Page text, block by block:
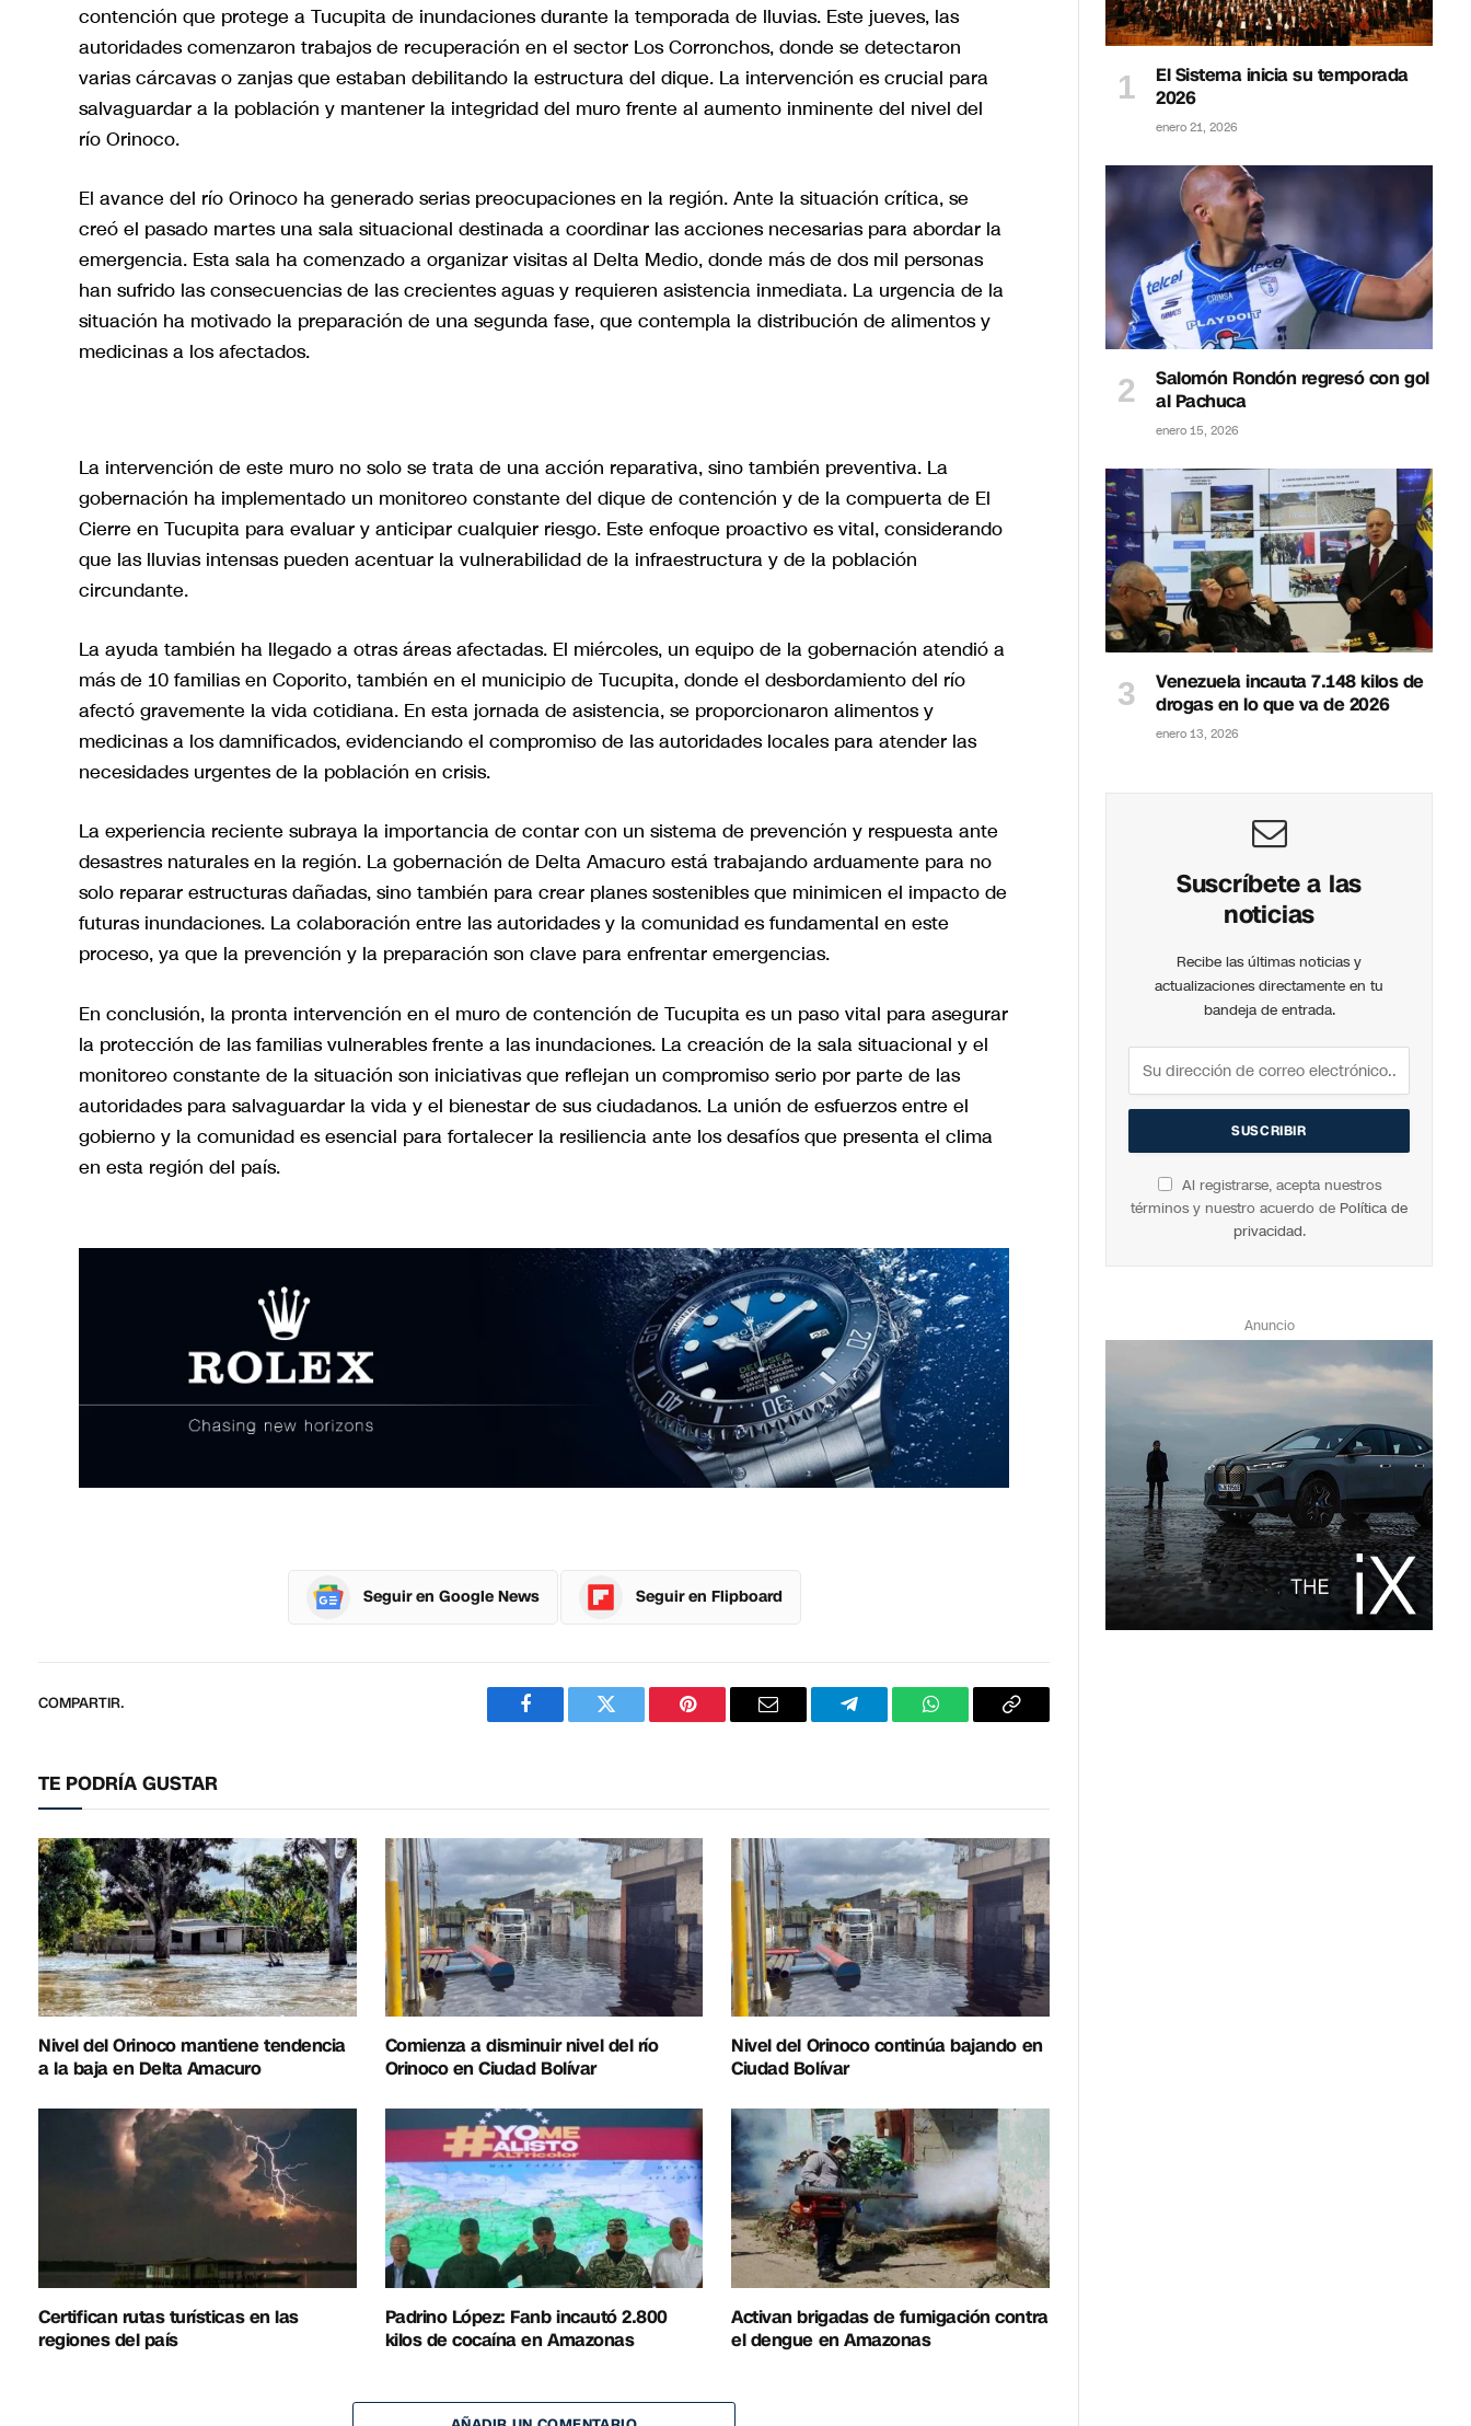
contención que protege a Tucupita de inundaciones durante la temporada de lluvias. Este jueves, las
autoridades comenzaron trabajos de recuperación en el sector Los Corronchos, donde se detectaron
varias cárcavas o zanjas que estaban debilitando la estructura del dique. La intervención es crucial para
salvaguardar a la población y mantener la integridad del muro frente al aumento inminente del nivel del
río Orinoco.
El avance del río Orinoco ha generado serias preocupaciones en la región. Ante la situación crítica, se
creó el pasado martes una sala situacional destinada a coordinar las acciones necesarias para abordar la
emergencia. Esta sala ha comenzado a organizar visitas al Delta Medio, donde más de dos mil personas
han sufrido las consecuencias de las crecientes aguas y requieren asistencia inmediata. La urgencia de la
situación ha motivado la preparación de una segunda fase, que contempla la distribución de alimentos y
medicinas a los afectados.
La intervención de este muro no solo se trata de una acción reparativa, sino también preventiva. La
gobernación ha implementado un monitoreo constante del dique de contención y de la compuerta de El
Cierre en Tucupita para evaluar y anticipar cualquier riesgo. Este enfoque proactivo es vital, considerando
que las lluvias intensas pueden acentuar la vulnerabilidad de la infraestructura y de la población
circundante.
La ayuda también ha llegado a otras áreas afectadas. El miércoles, un equipo de la gobernación atendió a
más de 10 familias en Coporito, también en el municipio de Tucupita, donde el desbordamiento del río
afectó gravemente la vida cotidiana. En esta jornada de asistencia, se proporcionaron alimentos y
medicinas a los damnificados, evidenciando el compromiso de las autoridades locales para atender las
necesidades urgentes de la población en crisis.
La experiencia reciente subraya la importancia de contar con un sistema de prevención y respuesta ante
desastres naturales en la región. La gobernación de Delta Amacuro está trabajando arduamente para no
solo reparar estructuras dañadas, sino también para crear planes sostenibles que minimicen el impacto de
futuras inundaciones. La colaboración entre las autoridades y la comunidad es fundamental en este
proceso, ya que la prevención y la preparación son clave para enfrentar emergencias.
En conclusión, la pronta intervención en el muro de contención de Tucupita es un paso vital para asegurar
la protección de las familias vulnerables frente a las inundaciones. La creación de la sala situacional y el
monitoreo constante de la situación son iniciativas que reflejan un compromiso serio por parte de las
autoridades para salvaguardar la vida y el bienestar de sus ciudadanos. La unión de esfuerzos entre el
gobierno y la comunidad es esencial para fortalecer la resiliencia ante los desafíos que presenta el clima
en esta región del país.
Seguir en Google News Seguir en Flipboard
COMPARTIR.
FacebookTwitter PinterestCorreo
TelegramWhatsAppCopiar
TE PODRÍA GUSTAR
Nivel del Orinoco mantiene tendencia
a la baja en Delta Amacuro
Comienza a disminuir nivel del río
Orinoco en Ciudad Bolívar
Nivel del Orinoco continúa bajando en
Ciudad Bolívar
Certifican rutas turísticas en las
regiones del país
Padrino López: Fanb incautó 2.800
kilos de cocaína en Amazonas
Activan brigadas de fumigación contra
el dengue en Amazonas
El Sistema inicia su temporada
2026
enero 21, 2026
Salomón Rondón regresó con gol
al Pachuca
enero 15, 2026
Venezuela incauta 7.148 kilos de
drogas en lo que va de 2026
enero 13, 2026
Suscríbete a las
noticias
Recibe las últimas noticias y
actualizaciones directamente en tu
bandeja de entrada.
Al registrarse, acepta nuestros
términos y nuestro acuerdo de Política de
privacidad.
Anuncio